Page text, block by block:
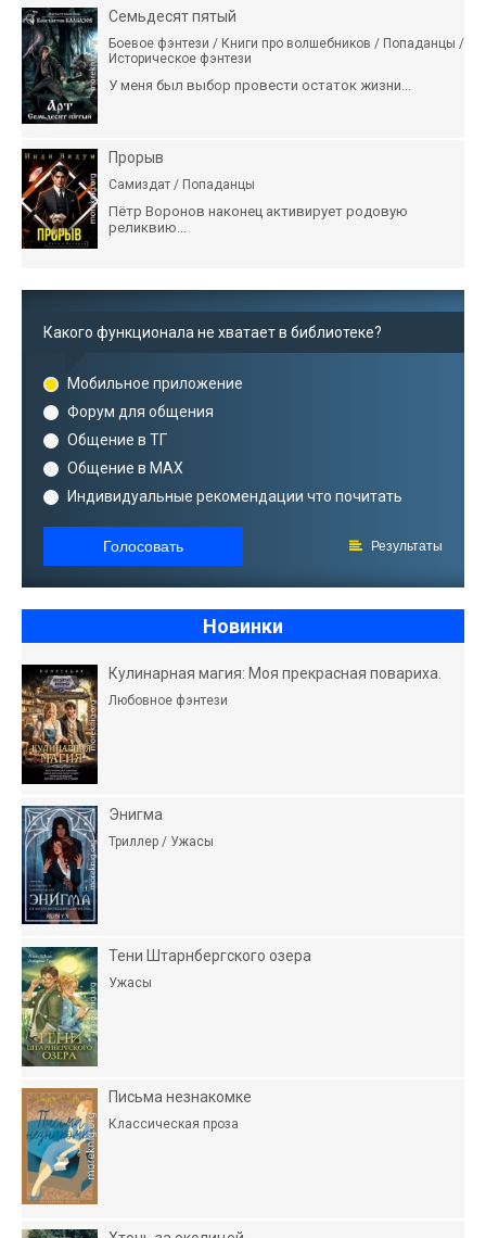
Семьдесят пятый
Боевое фэнтези / Книги про волшебников / Попаданцы /
Историческое фэнтези
У меня был выбор провести остаток жизни...
Прорыв
Самиздат / Попаданцы
Пётр Воронов наконец активирует родовую
реликвию...
Какого функционала не хватает в библиотеке?
Мобильное приложение
Форум для общения
Общение в ТГ
Общение в MAX
Индивидуальные рекомендации что почитать
Голосовать Результаты
Новинки
Кулинарная магия: Моя прекрасная повариха.
Любовное фэнтези
Энигма
Триллер / Ужасы
Тени Штарнбергского озера
Ужасы
Письма незнакомке
Классическая проза